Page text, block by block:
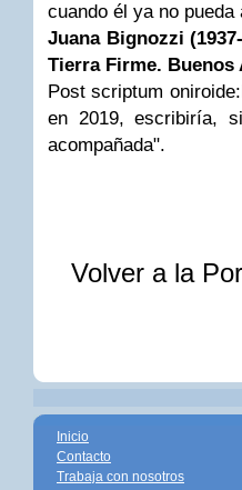
cuando él ya no pueda
Juana Bignozzi
Tierra Firme. Buenos
Post scriptum
en 2019, escribiría,
acompañada".
Volver a la
Inicio
Contacto
Trabaja con nosotros